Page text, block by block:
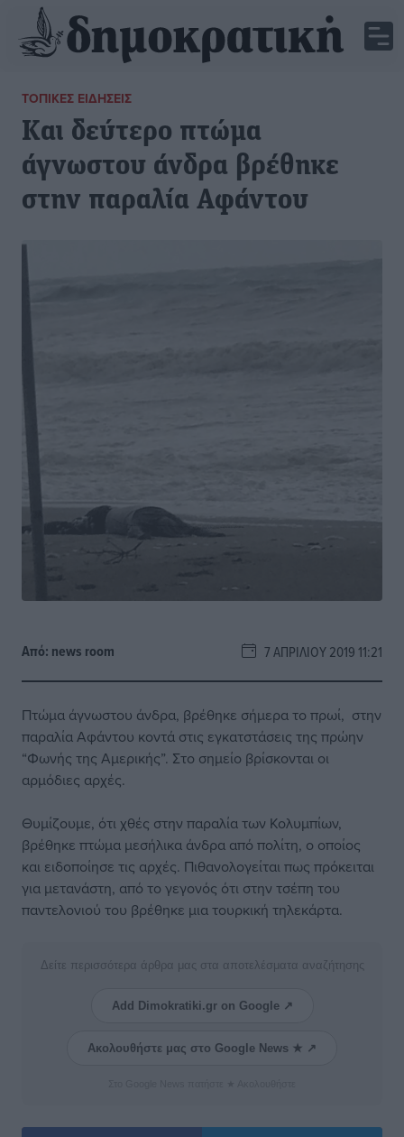
ΤΟΠΙΚΈΣ ΕΙΔΉΣΕΙΣ
Και δεύτερο πτώμα
άγνωστου άνδρα βρέθηκε
στην παραλία Αφάντου
Από: news room 7 ΑΠΡΙΛΊΟΥ 2019 11:21
Πτώμα άγνωστου άνδρα, βρέθηκε σήμερα το πρωί, στην
παραλία Αφάντου κοντά στις εγκατστάσεις της πρώην
“Φωνής της Αμερικής”. Στο σημείο βρίσκονται οι
αρμόδιες αρχές.
Θυμίζουμε, ότι χθές στην παραλία των Κολυμπίων,
βρέθηκε πτώμα μεσήλικα άνδρα από πολίτη, ο οποίος
και ειδοποίησε τις αρχές. Πιθανολογείται πως πρόκειται
για μετανάστη, από το γεγονός ότι στην τσέπη του
παντελονιού του βρέθηκε μια τουρκική τηλεκάρτα.
Δείτε περισσότερα άρθρα μας στα αποτελέσματα αναζήτησης
Add Dimokratiki.gr on Google ↗
Ακολουθήστε μας στο Google News ★ ↗